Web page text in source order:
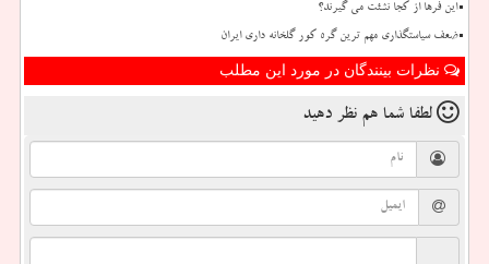
این فرها از کجا نشئت می گیرند؟
ضعف سیاستگذاری مهم ترین گره کور گلخانه داری ایران
نظرات بینندگان در مورد این مطلب
لطفا شما هم نظر دهید